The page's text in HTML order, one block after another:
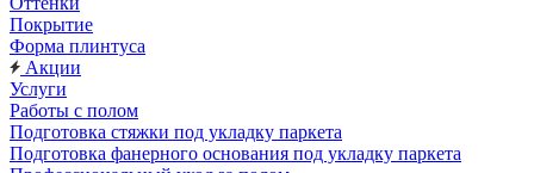
Покрытие
Форма плинтуса
Акции
Услуги
Работы с полом
Подготовка стяжки под укладку паркета
Подготовка фанерного основания под укладку паркета